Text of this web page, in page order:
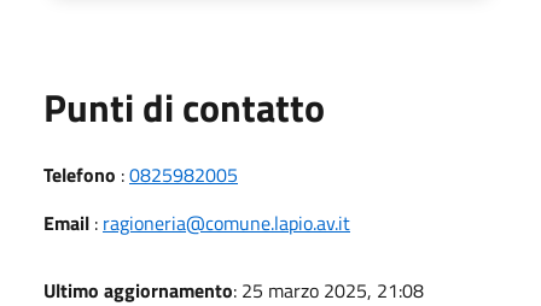
Punti di contatto
Telefono :0825982005
Email : ragioneria@comune.lapio.av.it
Ultimo aggiornamento: 25 marzo 2025, 21:08